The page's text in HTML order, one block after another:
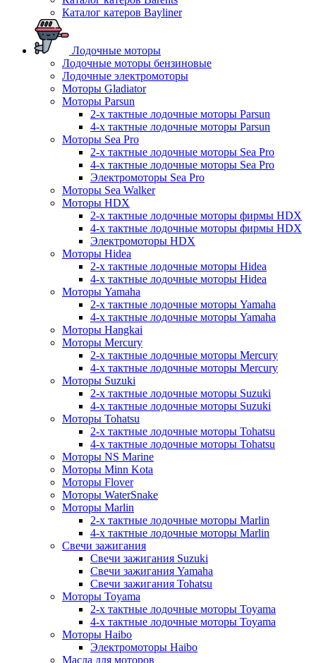
Каталог катеров Bayliner
Лодочные моторы
Лодочные моторы бензиновые
Лодочные электромоторы
Моторы Gladiator
Моторы Parsun
2-х тактные лодочные моторы Parsun
4-х тактные лодочные моторы Parsun
Моторы Sea Pro
2-х тактные лодочные моторы Sea Pro
4-х тактные лодочные моторы Sea Pro
Электромоторы Sea Pro
Моторы Sea Walker
Моторы HDX
2-х тактные лодочные моторы фирмы HDX
4-х тактные лодочные моторы фирмы HDX
Электромоторы HDX
Моторы Hidea
2-х тактные лодочные моторы Hidea
4-х тактные лодочные моторы Hidea
Моторы Yamaha
2-х тактные лодочные моторы Yamaha
4-х тактные лодочные моторы Yamaha
Моторы Hangkai
Моторы Mercury
2-х тактные лодочные моторы Mercury
4-х тактные лодочные моторы Mercury
Моторы Suzuki
2-х тактные лодочные моторы Suzuki
4-х тактные лодочные моторы Suzuki
Моторы Tohatsu
2-х тактные лодочные моторы Tohatsu
4-х тактные лодочные моторы Tohatsu
Моторы NS Marine
Моторы Minn Kota
Моторы Flover
Моторы WaterSnake
Моторы Marlin
2-х тактные лодочные моторы Marlin
4-х тактные лодочные моторы Marlin
Свечи зажигания
Свечи зажигания Suzuki
Свечи зажигания Yamaha
Свечи зажигания Tohatsu
Моторы Toyama
2-х тактные лодочные моторы Toyama
4-х тактные лодочные моторы Toyama
Моторы Haibo
Электромоторы Haibo
Масла для моторов